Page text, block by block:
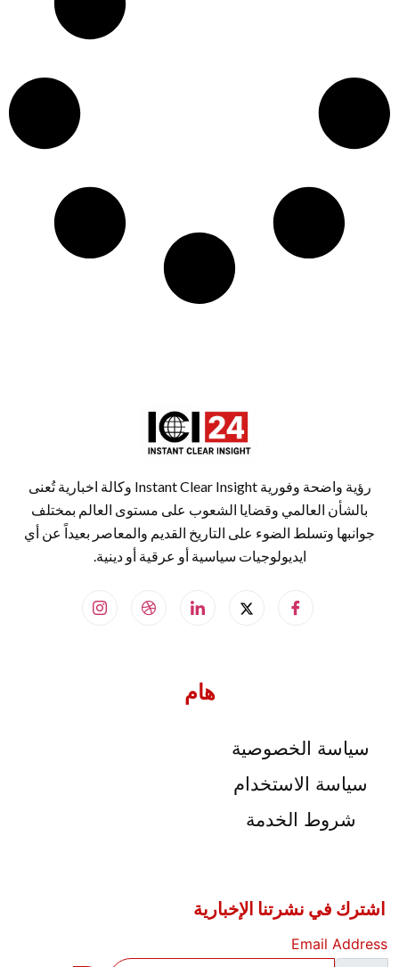
رؤية واضحة وفورية Instant Clear Insight وكالة اخبارية تُعنى
بالشأن العالمي وقضايا الشعوب على مستوى العالم بمختلف
جوانبها وتسلط الضوء على التاريخ القديم والمعاصر بعيداً عن أي
ايديولوجيات سياسية أو عرقية أو دينية.
هام
سياسة الخصوصية
سياسة الاستخدام
شروط الخدمة
اشترك في نشرتنا الإخبارية
Email Address